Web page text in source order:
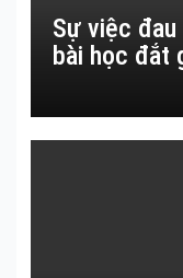
Sự việc
bài học đắt